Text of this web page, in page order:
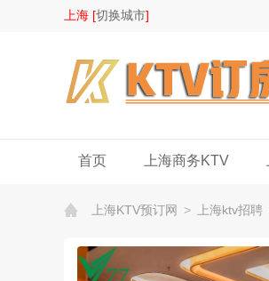
上海 [切换城市]
首页 上海商务KTV
上海KTV预订网 > 上海ktv招聘